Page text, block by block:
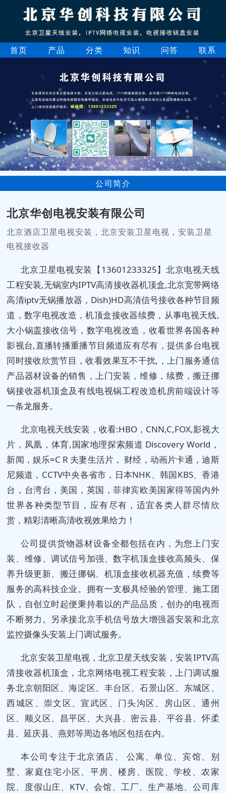
首页 产品 分类 知识 问答 联系
公司简介
北京华创电视安装有限公司
北京酒店卫星电视安装，北京安装卫星电视，安装卫星
电视接收器
北京卫星电视安装【13601233325】北京电视天线
工程安装,无锅室内IPTV高清接收器机顶盒,北京宽带网络
高清iptv无锅播放器，Dish)HD高清信号接收各种节目频
道，数字电视改造，机顶盒接收器续费，从事电视天线,
大小锅盖接收信号，数字电视改造，收看世界各国各种
影视台,直播转播重播节目频道应有尽有，提供多台电视
同时接收欣赏节目，收看效果互不干扰,，上门服务通信
产品器材设备的销售，上门安装，维修，续费，搬迁挪
锅接收器机顶盒及有线电视锅工程改造机房前端设计等
一条龙服务。
北京电视天线安装，收看:HBO，CNN,C,FOX,影视大
片，凤凰，体育,国家地理探索频道 Discovery World，
新闻，娱乐=C R 夫妻生活片， 财经，动画片卡通，迪斯
尼频道，CCTV中央各省市，日本NHK、韩国KBS、香港
台，台湾台，美国，英国，菲律宾欧美国家得等国内外
世界各种类型节目，应有尽有，适宜各类人群尽情欣
赏，精彩清晰高清收视效果给力！
公司提供货物器材设备全都包括在内，为您上门安
装、维修、调试信号加强、数字机顶盒接收高频头、保
养升级更新、搬迁挪锅、机顶盒接收机器充值，续费等
服务的高科技企业。拥有一支极具经验的管理、施工团
队，自创立时起便秉持着以的产品品质，创办的电视而
不断努力。另承接北京手机信号放大增强器安装和北京
监控摄像头安装上门调试服务。
北京安装卫星电视，北京卫星天线安装，安装IPTV高
清接收器机顶盒，北京网络电视工程安装，上门调试服
务北京朝阳区、海淀区、丰台区、石景山区、东城区、
西城区、崇文区、宣武区、门头沟区、房山区、通州
区、顺义区、昌平区、大兴县、密云县、平谷县、怀柔
县、延庆县、燕郊等周边各地区包括在内。
本公司专注于北京酒店、 公寓、单位、宾馆、别
墅、家庭住宅小区、平房、楼房、医院、学校、农家
院、度假山庄、KTV、会馆、工厂、生产基地、公司库